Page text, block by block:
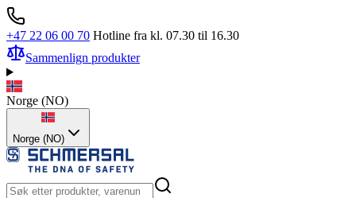
+47 22 06 00 70 Hotline fra kl. 07.30 til 16.30
Sammenlign produkter
Norge (NO)
Norge (NO)